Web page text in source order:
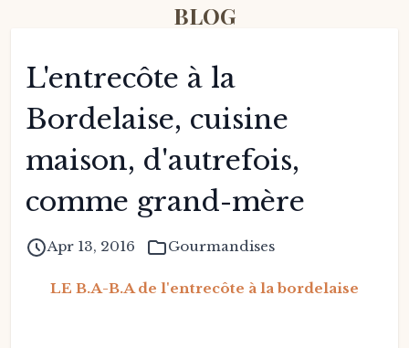
BLOG
L'entrecôte à la
Bordelaise, cuisine
maison, d'autrefois,
comme grand-mère
Apr 13, 2016 Gourmandises
LE B.A-B.A de l'entrecôte à la bordelaise